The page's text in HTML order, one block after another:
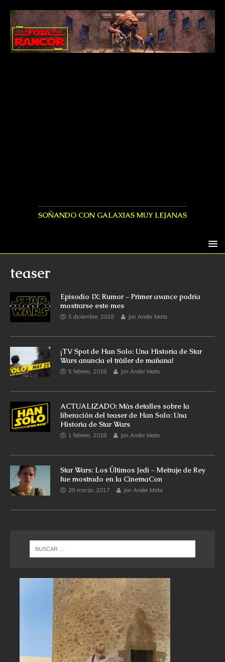
SOÑANDO CON GALAXIAS MUY LEJANAS
teaser
Episodio IX: Rumor – Primer avance podría
mostrarse este mes
5 diciembre, 2018 Jon Ander Mata
¡TV Spot de Han Solo: Una Historia de Star
Wars anuncia el tráiler de mañana!
5 febrero, 2018 Jon Ander Mata
ACTUALIZADO: Más detalles sobre la
liberación del teaser de Han Solo: Una
Historia de Star Wars
1 febrero, 2018 Jon Ander Mata
Star Wars: Los Últimos Jedi – Metraje de Rey
fue mostrado en la CinemaCon
29 marzo, 2017 Jon Ander Mata